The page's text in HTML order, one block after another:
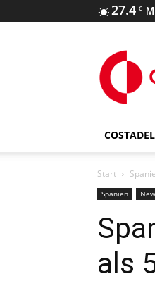
27.4 C
Start
Spanien
als